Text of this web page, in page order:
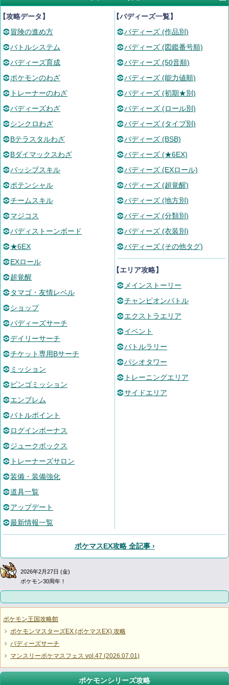
攻略データ】
冒険の進め方
バトルシステム
バディーズ育成
ポケモンのわざ
トレーナーのわざ
バディーズわざ
シンクロわざ
Bテラスタルわざ
Bダイマックスわざ
パッシブスキル
ポテンシャル
チームスキル
マジコス
バディストーンボード
★6EX
EXロール
超覚醒
タマゴ・友情レベル
ショップ
バディーズサーチ
デイリーサーチ
チケット専用Bサーチ
ミッション
ビンゴミッション
エンブレム
バトルポイント
ログインボーナス
ジュークボックス
トレーナーズサロン
装備・装備強化
道具一覧
アップデート
最新情報一覧
【バディーズ一覧】
バディーズ (作品別)
バディーズ (図鑑番号順)
バディーズ (50音順)
バディーズ (能力値順)
バディーズ (初期★別)
バディーズ (ロール別)
バディーズ (タイプ別)
バディーズ (BSB)
バディーズ (★6EX)
バディーズ (EXロール)
バディーズ (超覚醒)
バディーズ (地方別)
バディーズ (分類別)
バディーズ (衣装別)
バディーズ (その他タグ)
【エリア攻略】
メインストーリー
チャンピオンバトル
エクストラエリア
イベント
バトルラリー
パシオタワー
トレーニングエリア
サイドエリア
ポケマスEX攻略 全記事 ›
2026年2月27日 (金)
ポケモン30周年！
ポケモン王国攻略館
ポケモンマスターズEX (ポケマスEX) 攻略
バディーズサーチ
マンスリーポケマスフェス vol.47 (2026.07.01)
ポケモンシリーズ攻略